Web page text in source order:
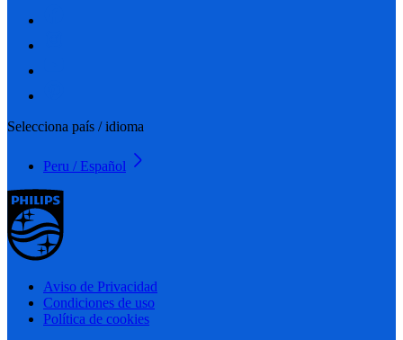
Selecciona país / idioma
Peru / Español
Aviso de Privacidad
Condiciones de uso
Política de cookies